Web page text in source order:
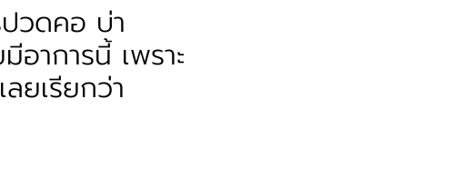
วดคอ บ่า
าการนี้ เพราะ
ยเรียกว่า